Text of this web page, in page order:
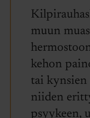
muun
kehon
tai
niiden
psyykeen,